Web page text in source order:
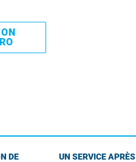
DE
UN SERVICE APRÈS